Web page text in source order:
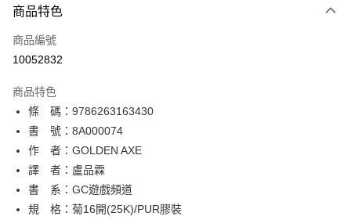
信用卡一次付款
超商取貨付款
相關說明
【關於「AFTEE先享後付」】
AFTEE先享後付是「在收到商品之後才付款」的支付方式。 讓您購物簡單
便利好安心！
１．簡單：不需註冊會員、不需綁卡、不需儲值。
２．便利：只要手機號碼，簡訊認證，即可結帳。
３．安心：先確認商品／服務後，再付款。
【「AFTEE先享後付」結帳流程】
ATM付款
運送方式
全家取貨付款
每筆NT$80，滿NT$500(含以上)免運費
商品特色
商品編號
10052832
商品特色
條 碼：9786263163430
書 號：8A000074
作 者：GOLDEN AXE
譯 者：盧品霖
書 系：GC遊戲頻道
規 格：菊16開(25K)/PUR膠裝